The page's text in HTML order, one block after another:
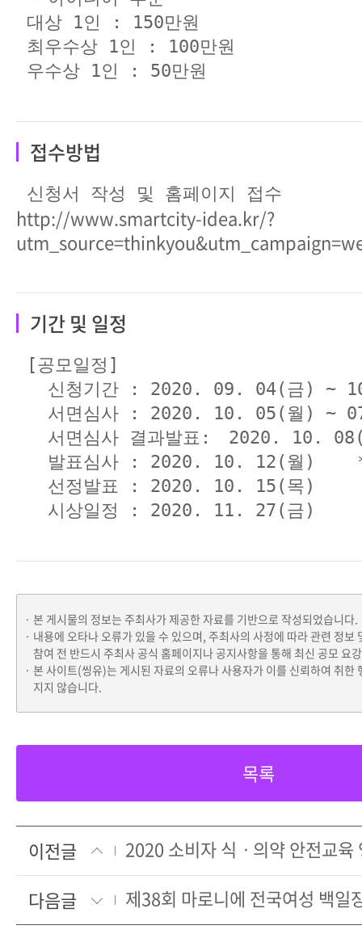
대상 1인 : 150만원
최우수상 1인 : 100만원
우수상 1인 : 50만원
접수방법
신청서 작성 및 홈페이지 접수
http://www.smartcity-idea.kr/?
기간 및 일정
[공모일정]
신청기간 : 2020. 09. 04(금) ~
서면심사 : 2020. 10. 05(월) ~
서면심사 결과발표:　2020. 10.
발표심사 : 2020. 10. 12(월)
   선정발표 : 2020. 10. 15(목)
   시상일정 : 2020. 11. 27(금)
본 게시물의 정보는 주최사가 제공한 자료를 기반으로 작성되었습니다.
내용에 오타나 오류가 있을 수 있으며, 주최사의 사정에 따라 관련 정보
참여 전 반드시 주최사 공식 홈페이지나 공지사항을 통해 최신 공모 요
본 사이트(씽유)는 게시된 자료의 오류나 사용자가 이를 신뢰하여 취한
지지 않습니다.
목록
이전글
다음글
제38회 마로니에 전국여성 백일